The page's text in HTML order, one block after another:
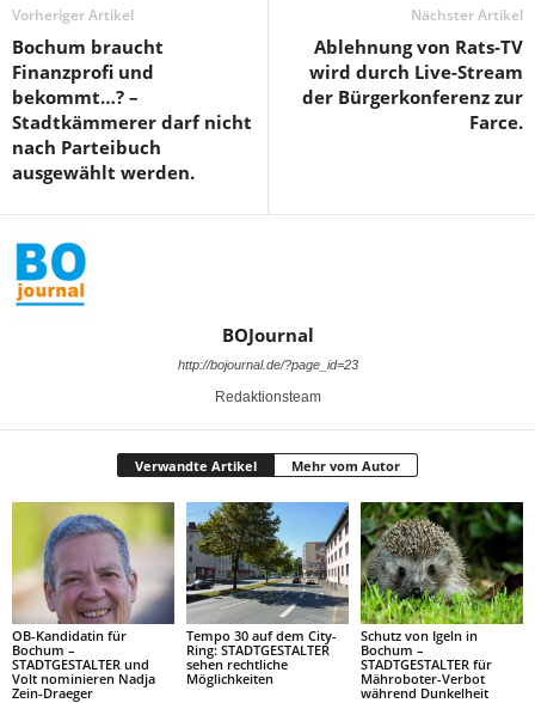
Vorheriger Artikel
Bochum braucht
Finanzprofi und
bekommt…? –
Stadtkämmerer darf nicht
nach Parteibuch
ausgewählt werden.
Nächster Artikel
Ablehnung von Rats-TV
wird durch Live-Stream
der Bürgerkonferenz zur
Farce.
BOJournal
http://bojournal.de/?page_id=23
Redaktionsteam
Verwandte Artikel Mehr vom Autor
OB-Kandidatin für
Bochum –
STADTGESTALTER und
Volt nominieren Nadja
Zein-Draeger
Tempo 30 auf dem City-
Ring: STADTGESTALTER
sehen rechtliche
Möglichkeiten
Schutz von Igeln in
Bochum –
STADTGESTALTER für
Mähroboter-Verbot
während Dunkelheit